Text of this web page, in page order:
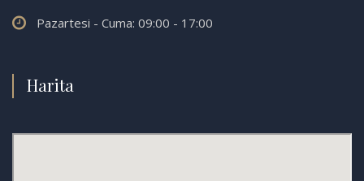
Pazartesi - Cuma: 09:00 - 17:00
Harita